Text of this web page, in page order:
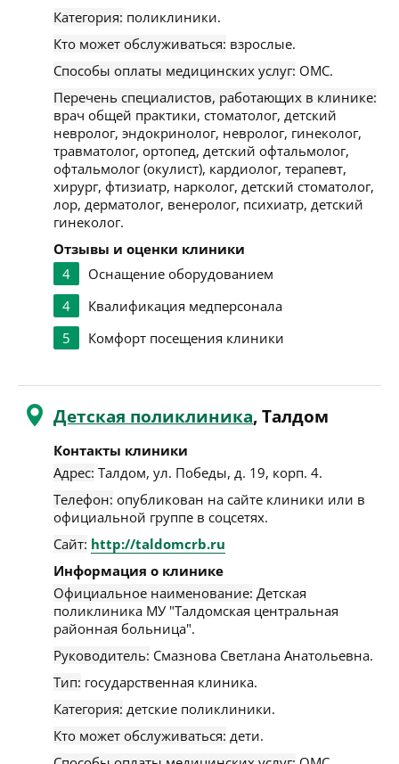
Категория: поликлиники.
Кто может обслуживаться: взрослые.
Способы оплаты медицинских услуг: ОМС.
Перечень специалистов, работающих в клинике:
врач общей практики, стоматолог, детский
невролог, эндокринолог, невролог, гинеколог,
травматолог, ортопед, детский офтальмолог,
офтальмолог (окулист), кардиолог, терапевт,
хирург, фтизиатр, нарколог, детский стоматолог,
лор, дерматолог, венеролог, психиатр, детский
гинеколог.
Отзывы и оценки клиники
4
Оснащение оборудованием
4
Квалификация медперсонала
5
Комфорт посещения клиники
Детская поликлиника, Талдом
Контакты клиники
Адрес: Талдом, ул. Победы, д. 19, корп. 4.
Телефон: опубликован на сайте клиники или в
официальной группе в соцсетях.
Сайт: http://taldomcrb.ru
Информация о клинике
Официальное наименование: Детская
поликлиника МУ "Талдомская центральная
районная больница".
Руководитель: Смазнова Светлана Анатольевна.
Тип: государственная клиника.
Категория: детские поликлиники.
Кто может обслуживаться: дети.